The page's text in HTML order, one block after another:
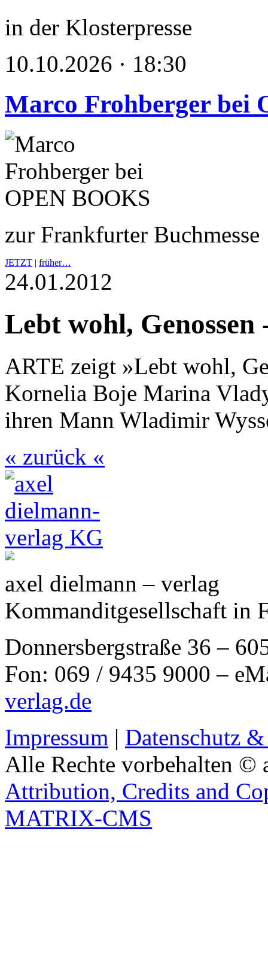
in der Klosterpresse
10.10.2026 · 18:30
Marco Frohberger bei
zur Frankfurter Buchmesse
JETZT | früher…
24.01.2012
Lebt wohl,
ARTE zeigt »Lebt wohl,
Kornelia Boje Marina
ihren Mann Wladimir
« zurück «
axel dielmann – verlag
Kommanditgesellschaft in
Donnersbergstraße 36 –
Fon: 069 / 9435 9000 –
verlag.de
Impressum | Datenschutz
Alle Rechte vorbehalten ©
Attribution, Credits and
MATRIX-CMS